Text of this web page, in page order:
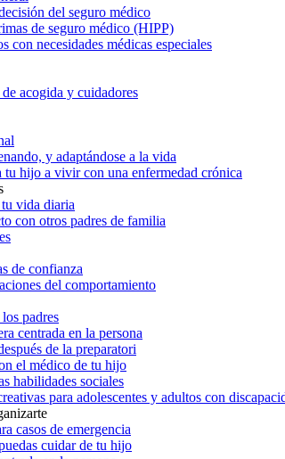
del seguro médico
de seguro médico (HIPP)
con necesidades médicas especiales
acogida y cuidadores
y adaptándose a la vida
tu hijo a vivir con una enfermedad crónica
vida diaria
con otros padres de familia
de confianza
del comportamiento
padres
centrada en la persona
de la preparatori
el médico de tu hijo
habilidades sociales
para adolescentes y adultos con
casos de emergencia
cuidar de tu hijo